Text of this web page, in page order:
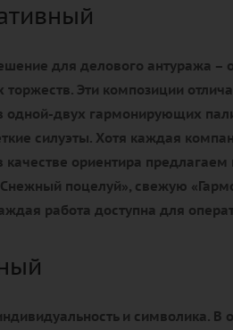
для делового антуража –
Эти композиции
двух гармонирующих
силуэты. Хотя каждая
качестве ориентира
поцелуй», свежую
работа доступна для
и символика. В